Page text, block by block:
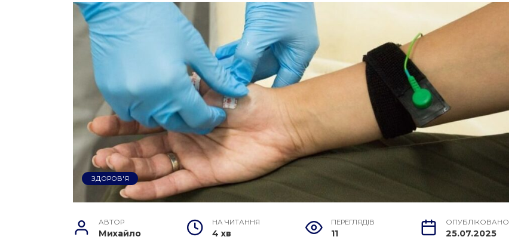
ЗДОРОВ'Я
АВТОР
Михайло
НА ЧИТАННЯ
4 хв
ПЕРЕГЛЯДІВ
11
ОПУБЛІКОВАНО
25.07.2025